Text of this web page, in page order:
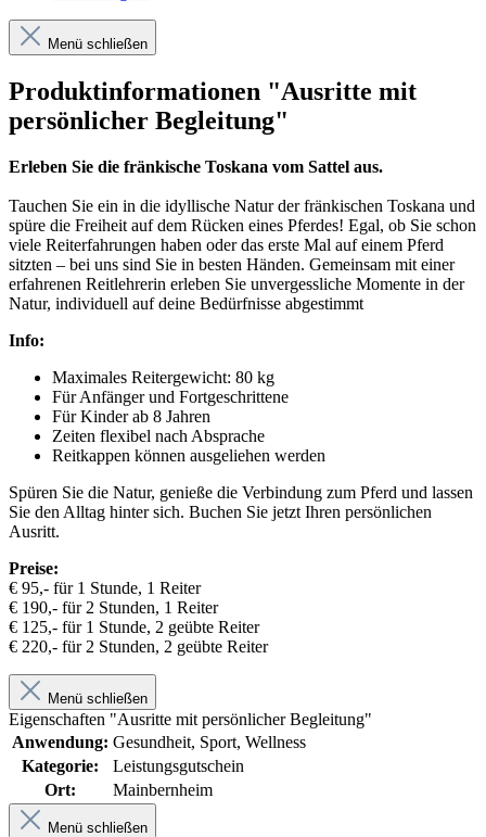
Menü schließen
Produktinformationen "Ausritte mit
persönlicher Begleitung"
Erleben Sie die fränkische Toskana vom Sattel aus.
Tauchen Sie ein in die idyllische Natur der fränkischen Toskana und
spüre die Freiheit auf dem Rücken eines Pferdes! Egal, ob Sie schon
viele Reiterfahrungen haben oder das erste Mal auf einem Pferd
sitzten – bei uns sind Sie in besten Händen. Gemeinsam mit einer
erfahrenen Reitlehrerin erleben Sie unvergessliche Momente in der
Natur, individuell auf deine Bedürfnisse abgestimmt
Info:
Maximales Reitergewicht: 80 kg
Für Anfänger und Fortgeschrittene
Für Kinder ab 8 Jahren
Zeiten flexibel nach Absprache
Reitkappen können ausgeliehen werden
Spüren Sie die Natur, genieße die Verbindung zum Pferd und lassen
Sie den Alltag hinter sich. Buchen Sie jetzt Ihren persönlichen
Ausritt.
Preise:
€ 95,- für 1 Stunde, 1 Reiter
€ 190,- für 2 Stunden, 1 Reiter
€ 125,- für 1 Stunde, 2 geübte Reiter
€ 220,- für 2 Stunden, 2 geübte Reiter
Menü schließen
Eigenschaften "Ausritte mit persönlicher Begleitung"
Anwendung: Gesundheit, Sport, Wellness
Kategorie:
Leistungsgutschein
Ort:
Mainbernheim
Menü schließen